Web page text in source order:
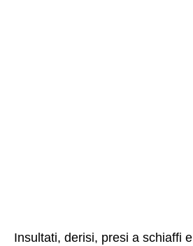
Insultati, derisi, presi a schiaffi